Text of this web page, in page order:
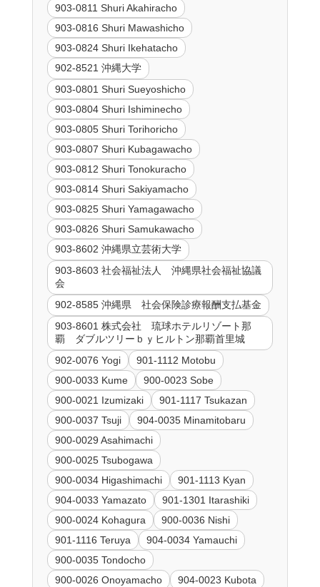
903-0811 Shuri Akahiracho
903-0816 Shuri Mawashicho
903-0824 Shuri Ikehatacho
902-8521 沖縄大学
903-0801 Shuri Sueyoshicho
903-0804 Shuri Ishiminecho
903-0805 Shuri Torihoricho
903-0807 Shuri Kubagawacho
903-0812 Shuri Tonokuracho
903-0814 Shuri Sakiyamacho
903-0825 Shuri Yamagawacho
903-0826 Shuri Samukawacho
903-8602 沖縄県立芸術大学
903-8603 社会福祉法人 沖縄県社会福祉協議
会
902-8585 沖縄県 社会保険診療報酬支払基金
903-8601 株式会社 琉球ホテルリゾート那
覇 ダブルツリーｂｙヒルトン那覇首里城
902-0076 Yogi
901-1112 Motobu
900-0033 Kume
900-0023 Sobe
900-0021 Izumizaki
901-1117 Tsukazan
900-0037 Tsuji
904-0035 Minamitobaru
900-0029 Asahimachi
900-0025 Tsubogawa
900-0034 Higashimachi
901-1113 Kyan
904-0033 Yamazato
901-1301 Itarashiki
900-0024 Kohagura
900-0036 Nishi
901-1116 Teruya
904-0034 Yamauchi
900-0035 Tondocho
900-0026 Onoyamacho
904-0023 Kubota